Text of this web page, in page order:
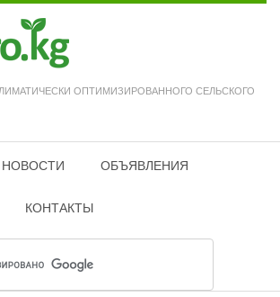
ОПТИМИЗИРОВАННОГО СЕЛЬСКОГО
НОВОСТИ ОБЪЯВЛЕНИЯ
КОНТАКТЫ